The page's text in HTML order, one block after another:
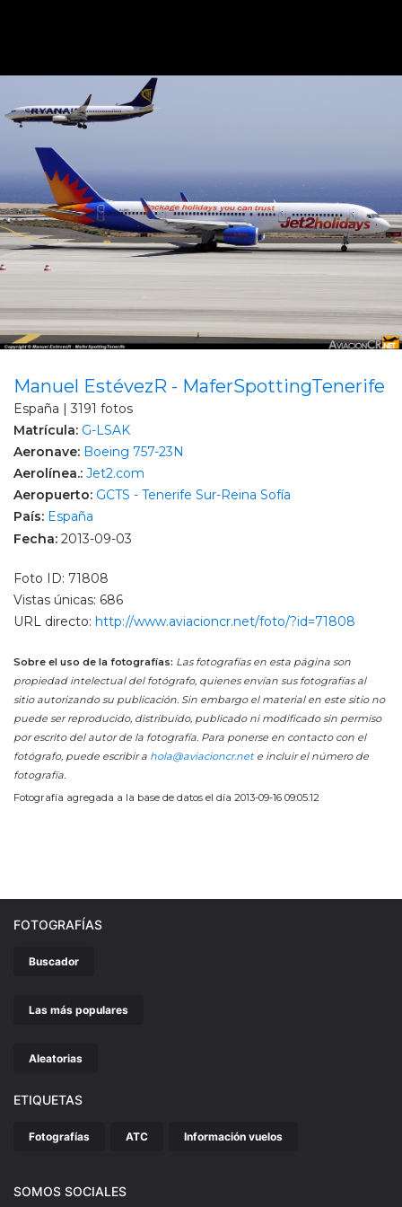
Manuel EstévezR - MaferSpottingTenerife
España | 3191 fotos
Matrícula: G-LSAK
Aeronave: Boeing 757-23N
Aerolínea.: Jet2.com
Aeropuerto: GCTS - Tenerife Sur-Reina Sofía
País: España
Fecha: 2013-09-03
Foto ID: 71808
Vistas únicas: 686
URL directo: http://www.aviacioncr.net/foto/?id=71808
Sobre el uso de la fotografías: Las fotografías en esta página son
propiedad intelectual del fotógrafo, quienes envían sus fotografías al
sitio autorizando su publicación. Sin embargo el material en este sitio no
puede ser reproducido, distribuido, publicado ni modificado sin permiso
por escrito del autor de la fotografía. Para ponerse en contacto con el
fotógrafo, puede escribir a hola@aviacioncr.nete incluir el número de
fotografía.
Fotografía agregada a la base de datos el día 2013-09-16 09:05:12
FOTOGRAFÍAS
Buscador
Las más populares
Aleatorias
ETIQUETAS
Fotografías ATC Información vuelos
SOMOS SOCIALES